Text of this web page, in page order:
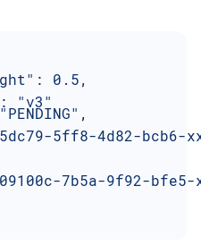
0.5,
"v3"
"PENDING" ,
5ff8-4d82-bcb6-
7b5a-9f92-